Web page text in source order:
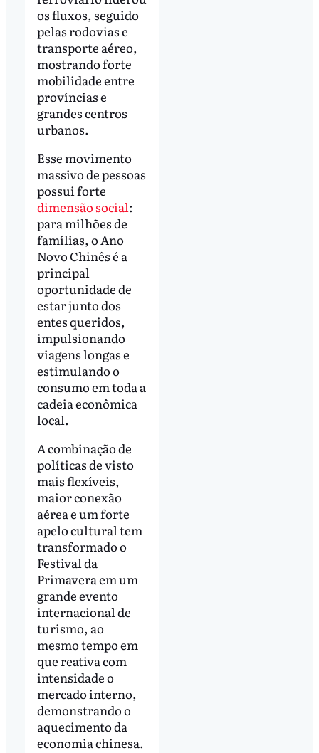
os fluxos, seguido
pelas rodovias e
transporte aéreo,
mostrando forte
mobilidade entre
províncias e
grandes centros
urbanos.
Esse movimento
massivo de pessoas
possui forte
dimensão social:
para milhões de
famílias, o Ano
Novo Chinês é a
principal
oportunidade de
estar junto dos
entes queridos,
impulsionando
viagens longas e
estimulando o
consumo em toda a
cadeia econômica
local.
A combinação de
políticas de visto
mais flexíveis,
maior conexão
aérea e um forte
apelo cultural tem
transformado o
Festival da
Primavera em um
grande evento
internacional de
turismo, ao
mesmo tempo em
que reativa com
intensidade o
mercado interno,
demonstrando o
aquecimento da
economia chinesa.